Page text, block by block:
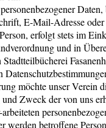
Daten,
E-Mail-Adresse
erfolgt stets im
und in
möchte unser Verein
Zweck der von uns
werden betroffene